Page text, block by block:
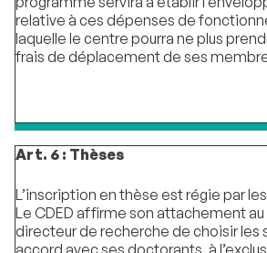
relative à ces dépenses de
laquelle le centre pourra ne plus
frais de déplacement de ses
Art. 6 : Thèses
L’inscription en thèse est régie par les
Le CDED affirme son attachement
directeur de recherche de choisir les
accord avec ses doctorants, à